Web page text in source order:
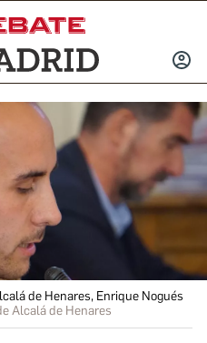
INICIAR
de Henares, Enrique Nogués
Alcalá de Henares